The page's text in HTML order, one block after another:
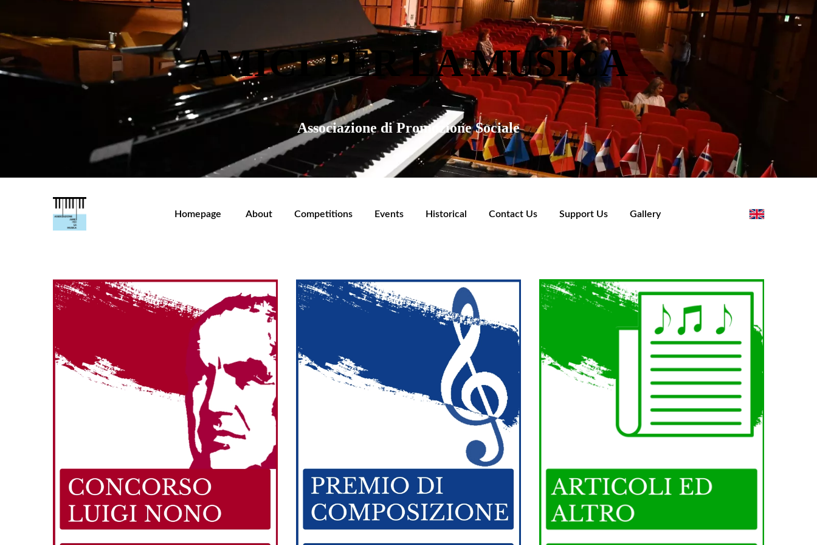
AMICI PER LA MUSICA
Associazione di Promozione Sociale
Homepage About Competitions Events Historical Contact Us Support Us Gallery